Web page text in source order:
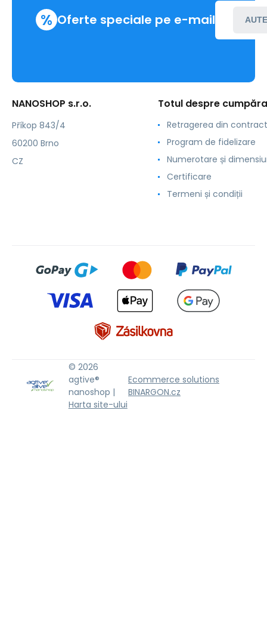
% Oferte speciale pe e-mail
NANOSHOP s.r.o.
Příkop 843/4
60200 Brno
CZ
Totul despre
Retragerea din contract
Program de fidelizare
Numerotare și
Certificare
Termeni și condiții
© 2026
agtive®
nanoshop |
Harta site-ului
Ecommerce solutions
BINARGON.cz